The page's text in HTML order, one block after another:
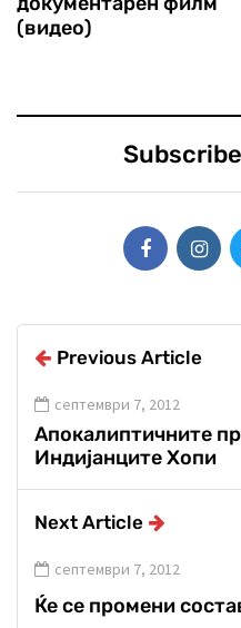
(видео)
Previous Article
септември 7, 2012
Апокалиптичните
Индијанците Хопи
Next Article
септември 7, 2012
Ќе се промени